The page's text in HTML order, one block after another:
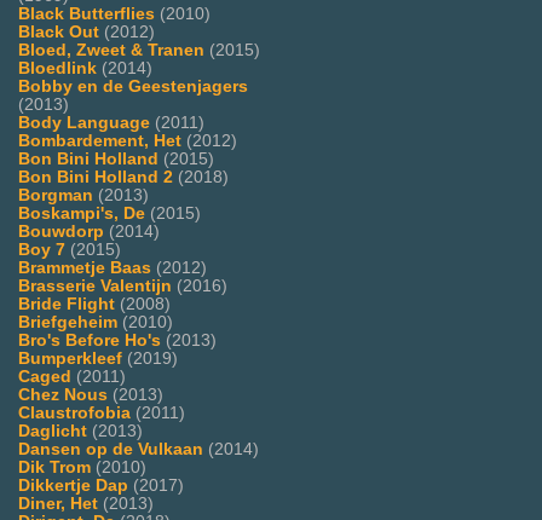
Black Butterflies (2010)
Black Out (2012)
Bloed, Zweet & Tranen (2015)
Bloedlink (2014)
Bobby en de Geestenjagers
(2013)
Body Language (2011)
Bombardement, Het (2012)
Bon Bini Holland (2015)
Bon Bini Holland 2 (2018)
Borgman (2013)
Boskampi's, De (2015)
Bouwdorp (2014)
Boy 7 (2015)
Brammetje Baas (2012)
Brasserie Valentijn (2016)
Bride Flight (2008)
Briefgeheim (2010)
Bro's Before Ho's (2013)
Bumperkleef (2019)
Caged (2011)
Chez Nous (2013)
Claustrofobia (2011)
Daglicht (2013)
Dansen op de Vulkaan (2014)
Dik Trom (2010)
Dikkertje Dap (2017)
Diner, Het (2013)